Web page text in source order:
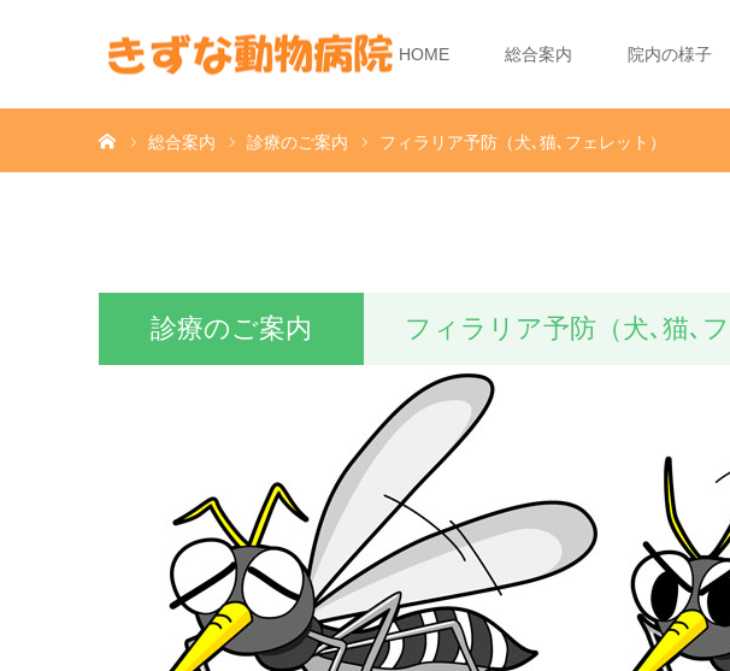
HOME 総合案内 院内の様子
総合案内 診療のご案内 フィラリア予防（犬､猫､フェレット）
診療のご案内 フィラリア予防（犬､猫､